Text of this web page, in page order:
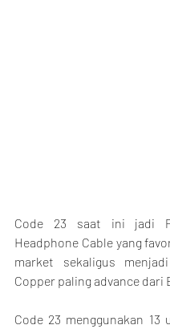
Code 23 saat ini jadi
Headphone Cable yang
market sekaligus
Copper paling advance dari
Code 23 menggunakan 13